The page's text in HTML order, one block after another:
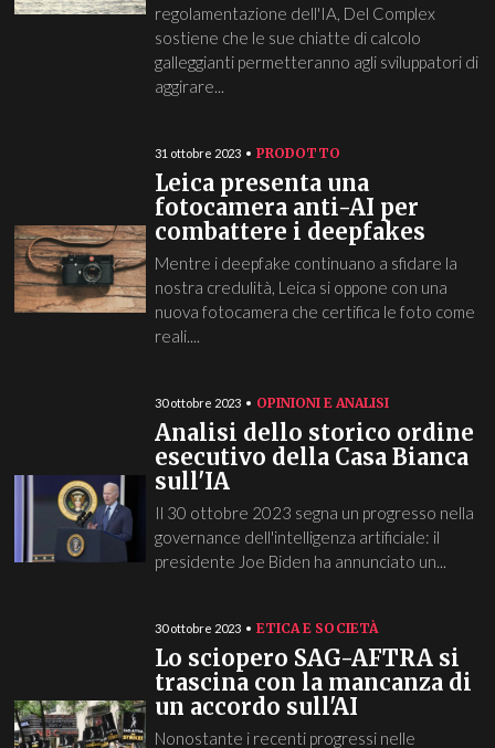
regolamentazione dell'IA, Del Complex
sostiene che le sue chiatte di calcolo
galleggianti permetteranno agli sviluppatori di
aggirare...
31 ottobre 2023 PRODOTTO
Leica presenta una
fotocamera anti-AI per
combattere i deepfakes
Mentre i deepfake continuano a sfidare la
nostra credulità, Leica si oppone con una
nuova fotocamera che certifica le foto come
reali....
30 ottobre 2023 OPINIONI E ANALISI
Analisi dello storico ordine
esecutivo della Casa Bianca
sull'IA
Il 30 ottobre 2023 segna un progresso nella
governance dell'intelligenza artificiale: il
presidente Joe Biden ha annunciato un...
30 ottobre 2023 ETICA E SOCIETÀ
Lo sciopero SAG-AFTRA si
trascina con la mancanza di
un accordo sull'AI
Nonostante i recenti progressi nelle